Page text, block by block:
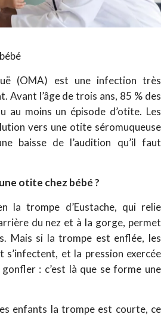
(OMA) est une infection très
Avant l’âge de trois ans, 85 % des
au moins un épisode d’otite. Les
vers une otite séromuqueuse
baisse de l’audition qu’il faut
otite chez bébé ?
la trompe d’Eustache, qui relie
du nez et à la gorge, permet
Mais si la trompe est enflée, les
s’infectent, et la pression exercée
: c’est là que se forme une
enfants la trompe est courte, ce